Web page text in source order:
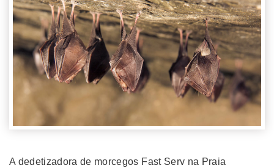
A dedetizadora de morcegos Fast Serv na Praia